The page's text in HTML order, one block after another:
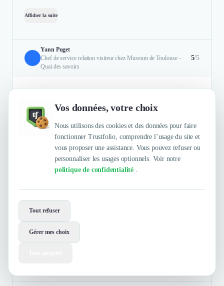
Vos données, votre choix
Nous utilisons des cookies et des données pour faire
fonctionner Trustfolio, comprendre l’usage du site et
vous proposer une assistance. Vous pouvez refuser ou
personnaliser les usages optionnels. Voir notre
politique de confidentialité .
Tout refuser
Gérer mes choix
Afficher la suite
Yann Puget
Chef de service relation visiteur chez Museum de Toulouse -
Quai des savoirs
5/5
connaissance des utilisateurs et de leur avis, une mesure de ces
éléments qui permet de ne pas être dans du ressenti mais dans
une information appuyée sur de la mesure factuelle. L'âge
moyen des visiteurs et le genre ne sont pas réellement
disponibles en billetterie. Ici ça l'est et les visiteurs sont libres
de donner ou non cette information : une vraie plus value.
Sunska Festival